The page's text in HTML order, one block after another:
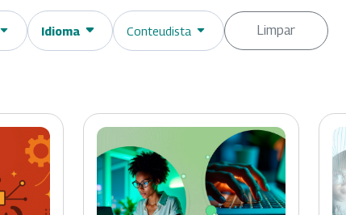
Idioma Conteudista Limpar